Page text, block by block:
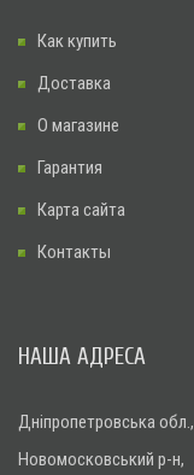
Как купить
Доставка
О магазине
Гарантия
Карта сайта
Контакты
НАША АДРЕСА
Дніпропетровська обл.,
Новомосковський р-н,